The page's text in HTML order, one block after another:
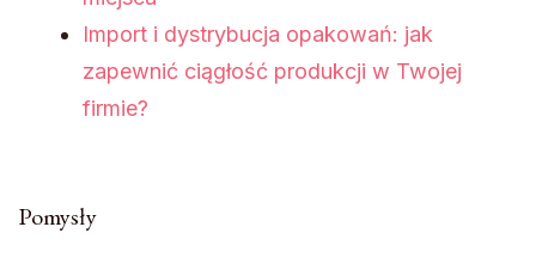
Import i dystrybucja opakowań: jak
zapewnić ciągłość produkcji w Twojej
firmie?
Pomysły